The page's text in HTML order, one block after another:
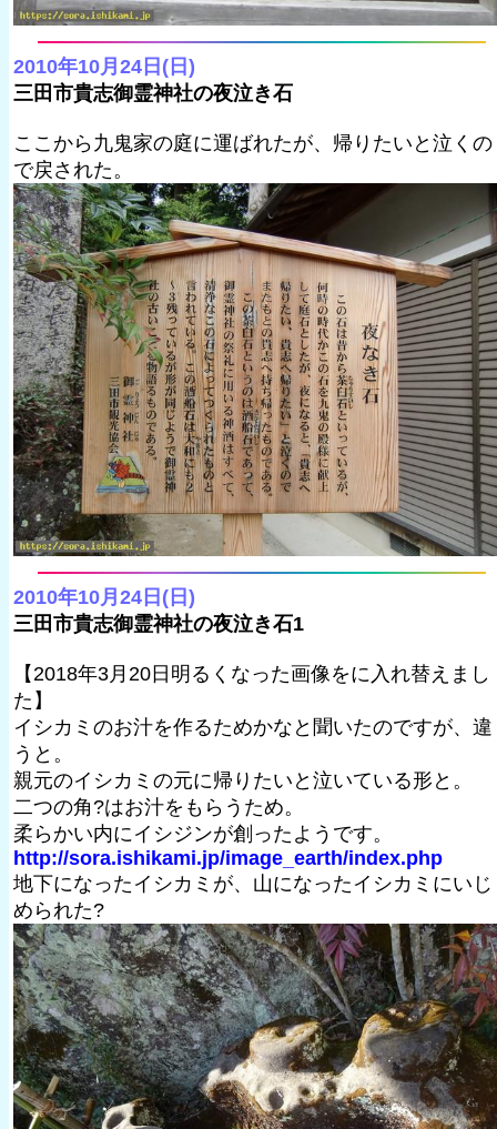
2010年10月24日(日)
三田市貴志御霊神社の夜泣き石
ここから九鬼家の庭に運ばれたが、帰りたいと泣くの
で戻された。
2010年10月24日(日)
三田市貴志御霊神社の夜泣き石1
【2018年3月20日明るくなった画像をに入れ替えまし
た】
イシカミのお汁を作るためかなと聞いたのですが、違
うと。
親元のイシカミの元に帰りたいと泣いている形と。
二つの角?はお汁をもらうため。
柔らかい内にイシジンが創ったようです。
http://sora.ishikami.jp/image_earth/index.php
地下になったイシカミが、山になったイシカミにいじ
められた?